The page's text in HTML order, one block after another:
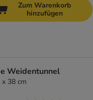
Zum Warenkorb
hinzufügen
Weidentunnel
38 cm